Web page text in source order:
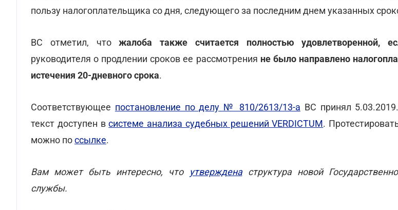
пользу налогоплательщика со дня, следующего за последним днем указанных
ВС отметил, чтожалоба также считается полностью удовлетворенной,
руководителя о продлении сроков ее рассмотрения не было направлено
истечения 20-дневного срока.
Соответствующее постановление по делу № 810/2613/13-а ВС принял
текст доступен всистеме анализа судебных решений VERDICTUM.
можно поссылке.
Вам может быть интересно, что утвержденаструктура новой
службы.